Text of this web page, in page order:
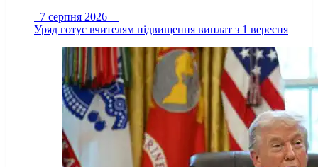
7 серпня 2026
Уряд готує вчителям підвищення виплат з 1 вересня